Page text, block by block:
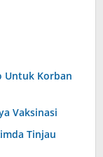
Untuk Korban
Vaksinasi
Tinjau